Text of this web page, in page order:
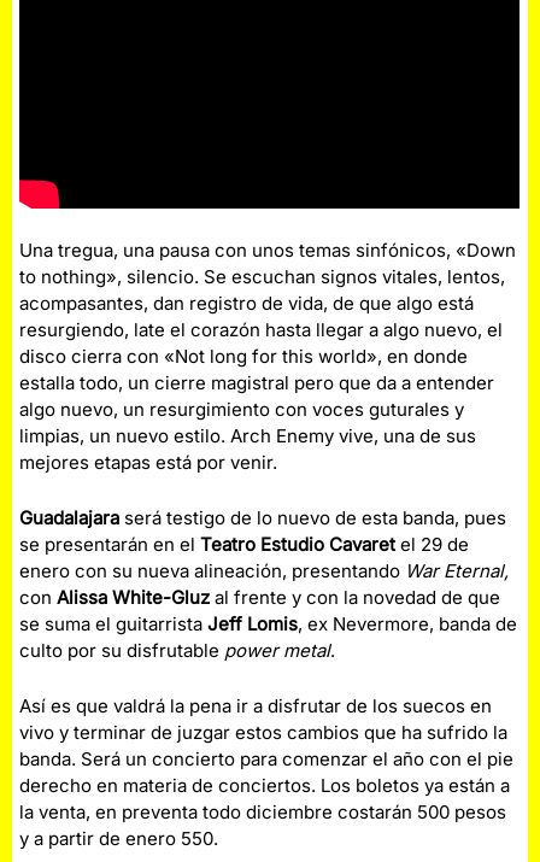
Una tregua, una pausa con unos temas sinfónicos, «Down
to nothing», silencio. Se escuchan signos vitales, lentos,
acompasantes, dan registro de vida, de que algo está
resurgiendo, late el corazón hasta llegar a algo nuevo, el
disco cierra con «Not long for this world», en donde
estalla todo, un cierre magistral pero que da a entender
algo nuevo, un resurgimiento con voces guturales y
limpias, un nuevo estilo. Arch Enemy vive, una de sus
mejores etapas está por venir.
Guadalajara será testigo de lo nuevo de esta banda, pues
se presentarán en elTeatro Estudio Cavaret el 29 de
enero con su nueva alineación, presentando War Eternal,
conAlissa White-Gluz al frente y con la novedad de que
se suma el guitarristaJeff Lomis, ex Nevermore, banda de
culto por su disfrutable power metal.
Así es que valdrá la pena ir a disfrutar de los suecos en
vivo y terminar de juzgar estos cambios que ha sufrido la
banda. Será un concierto para comenzar el año con el pie
derecho en materia de conciertos. Los boletos ya están a
la venta, en preventa todo diciembre costarán 500 pesos
y a partir de enero 550.